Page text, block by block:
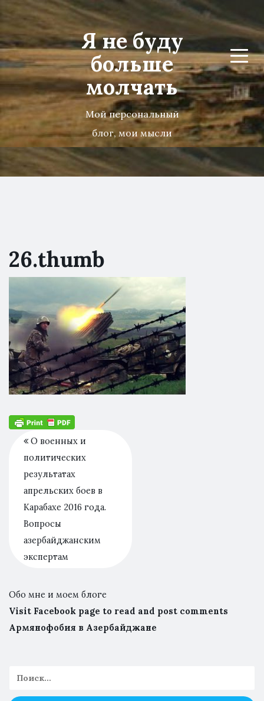
Я не буду
больше
молчать
Мой персональный
блог, мои мысли
Menu
26.thumb
О военных и
политических
результатах
апрельских боев в
Карабахе 2016 года.
Вопросы
азербайджанским
экспертам
Обо мне и моем блоге
Visit Facebook page to read and post comments
Армянофобия в Азербайджане